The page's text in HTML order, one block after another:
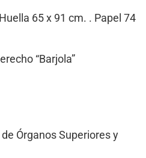
65 x 91 cm. . Papel 74
“Barjola”
Órganos Superiores y